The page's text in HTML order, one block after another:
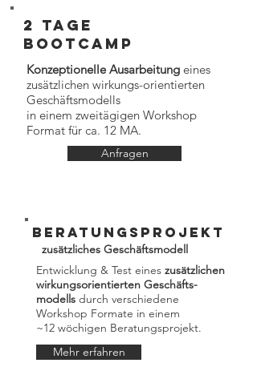
2 Tage
bootcamp
Konzeptionelle Ausarbeitung eines
zusätzlichen wirkungs-orientierten
Geschäftsmodells
in einem zweitägigen Workshop
Format für ca. 12 MA.​
Anfragen
Beratungsprojekt
zusätzliches Geschäftsmodell
Entwicklung & Test eines zusätzlichen
wirkungsorientierten Geschäfts-
modells durch verschiedene
Workshop Formate in einem
~12 wöchigen Beratungsprojekt.​​
Mehr erfahren